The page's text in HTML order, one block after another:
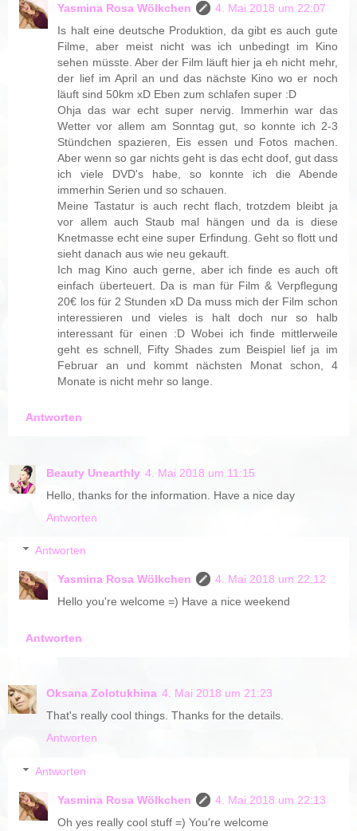
Yasmina Rosa Wölkchen
4. Mai 2018 um 22:07
Is halt eine deutsche Produktion, da gibt es auch gute
Filme, aber meist nicht was ich unbedingt im Kino
sehen müsste. Aber der Film läuft hier ja eh nicht mehr,
der lief im April an und das nächste Kino wo er noch
läuft sind 50km xD Eben zum schlafen super :D
Ohja das war echt super nervig. Immerhin war das
Wetter vor allem am Sonntag gut, so konnte ich 2-3
Stündchen spazieren, Eis essen und Fotos machen.
Aber wenn so gar nichts geht is das echt doof, gut dass
ich viele DVD's habe, so konnte ich die Abende
immerhin Serien und so schauen.
Meine Tastatur is auch recht flach, trotzdem bleibt ja
vor allem auch Staub mal hängen und da is diese
Knetmasse echt eine super Erfindung. Geht so flott und
sieht danach aus wie neu gekauft.
Ich mag Kino auch gerne, aber ich finde es auch oft
einfach überteuert. Da is man für Film & Verpflegung
20€ los für 2 Stunden xD Da muss mich der Film schon
interessieren und vieles is halt doch nur so halb
interessant für einen :D Wobei ich finde mittlerweile
geht es schnell, Fifty Shades zum Beispiel lief ja im
Februar an und kommt nächsten Monat schon, 4
Monate is nicht mehr so lange.
Antworten
Beauty Unearthly 4. Mai 2018 um 11:15
Hello, thanks for the information. Have a nice day
Antworten
Antworten
Yasmina Rosa Wölkchen
4. Mai 2018 um 22:12
Hello you're welcome =) Have a nice weekend
Antworten
Oksana Zolotukhina 4. Mai 2018 um 21:23
That's really cool things. Thanks for the details.
Antworten
Antworten
Yasmina Rosa Wölkchen
4. Mai 2018 um 22:13
Oh yes really cool stuff =) You're welcome